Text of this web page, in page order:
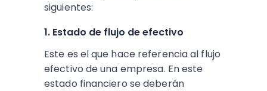
siguientes:
1. Estado de flujo de efectivo
Este es el que hace referencia al flujo
efectivo de una empresa. En este
estado financiero se deberán